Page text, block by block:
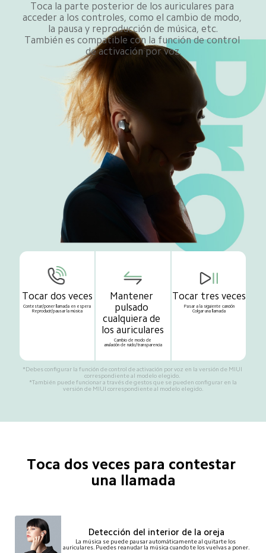
Toca la parte posterior de los auriculares para
acceder a los controles, como el cambio de modo,
la pausa y reproducción de música, etc.
También es compatible con la función de control
de activación por voz.
Tocar dos veces
Contestar/poner llamada en espera
Reproducir/pausar la música
Mantener
pulsado
cualquiera de
los auriculares
Cambio de modo de
anulación de ruido/transparencia
Tocar tres veces
Pasar a la siguiente canción
Colgar una llamada
*Debes configurar la función de control de activación por voz en la versión de MIUI
correspondiente al modelo elegido.
versión de MIUI correspondiente al modelo elegido.
Toca dos veces para contestar
una llamada
Detección del interior de la oreja
La música se puede pausar automáticamente al quitarte los
auriculares. Puedes reanudar la música cuando te los vuelvas a poner.